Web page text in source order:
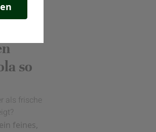
so
als frische
feines,